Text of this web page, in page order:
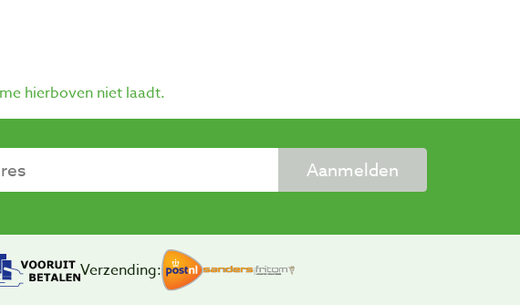
hierboven niet laadt.
Aanmelden
Verzending: